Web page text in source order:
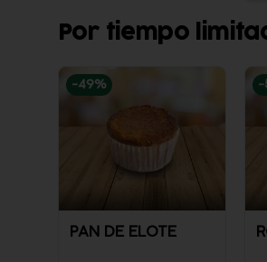
Por tiempo
-49%
PAN DE ELOTE
-